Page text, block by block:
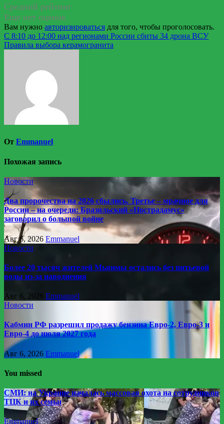
Средний рейтинг
Еще нет оценок
Вам нужно авторизироваться для того, чтобы проголосовать.
Навигация
по
С 8:10 до 12:00 над регионами России сбиты 34 дрона ВСУ
Правила выбора керамогранита
От Emmanuel
Похожая запись
Новости
Два пророчества на 2026 сбылись. Третье – мрачное для
России – на очереди: Бразильский «Нострадамус»
заговорил о большой войне
Авг 6, 2026 Emmanuel
Новости
Более 20 тысяч жителей Мьянмы остались без питьевой
воды из-за наводнения
Авг 6, 2026 Emmanuel
Новости
Кабмин РФ разрешил продажу бензина Евро-2, Евро-3 и
Евро-4 до июля 2027 года
Авг 6, 2026 Emmanuel
You missed
СМИ: на Украине началась массовая охота на сотрудников
ТЦК и их семьи
Emmanuel